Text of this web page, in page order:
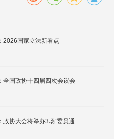
2026国家立法新看点
全国政协十四届四次会议会
政协大会将举办3场“委员通